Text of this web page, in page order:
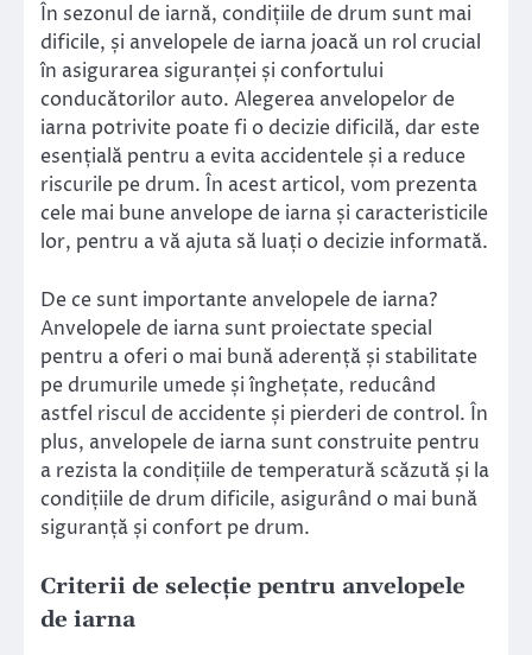
În sezonul de iarnă, condițiile de drum sunt mai
dificile, și anvelopele de iarna joacă un rol crucial
în asigurarea siguranței și confortului
conducătorilor auto. Alegerea anvelopelor de
iarna potrivite poate fi o decizie dificilă, dar este
esențială pentru a evita accidentele și a reduce
riscurile pe drum. În acest articol, vom prezenta
cele mai bune anvelope de iarna și caracteristicile
lor, pentru a vă ajuta să luați o decizie informată.
De ce sunt importante anvelopele de iarna?
Anvelopele de iarna sunt proiectate special
pentru a oferi o mai bună aderență și stabilitate
pe drumurile umede și înghețate, reducând
astfel riscul de accidente și pierderi de control. În
plus, anvelopele de iarna sunt construite pentru
a rezista la condițiile de temperatură scăzută și la
condițiile de drum dificile, asigurând o mai bună
siguranță și confort pe drum.
Criterii de selecție pentru anvelopele
de iarna